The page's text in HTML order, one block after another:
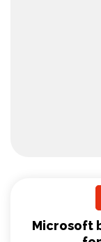
Microsoft